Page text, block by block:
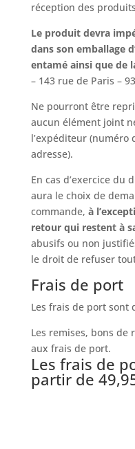
réception des
Le produit devra
dans son emballage
entamé ainsi que de
– 143 rue de Paris –
Ne pourront être
aucun élément joint
l’expéditeur (numéro
adresse).
En cas d’exercice
aura le choix de
commande, à
retour qui restent à
abusifs ou non
le droit de refuser
Frais de port
Les frais de port sont
Les remises, bons de
aux frais de port.
Les frais de
partir de